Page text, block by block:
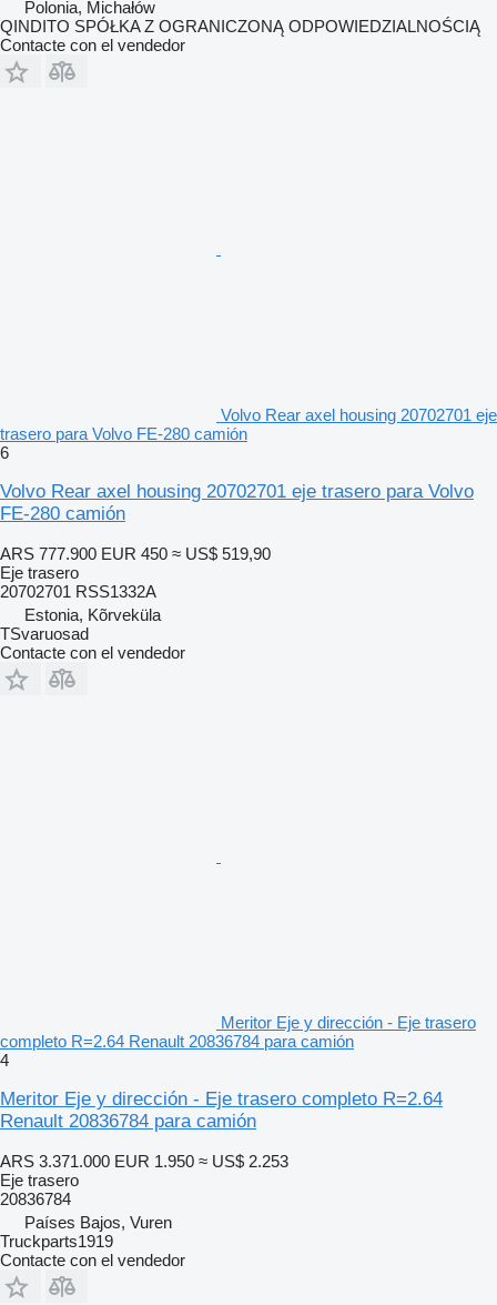
Polonia, Michałów
QINDITO SPÓŁKA Z OGRANICZONĄ ODPOWIEDZIALNOŚCIĄ
Contacte con el vendedor
Volvo Rear axel housing 20702701 eje
trasero para Volvo FE-280 camión
6
Volvo Rear axel housing 20702701 eje trasero para Volvo
FE-280 camión
ARS 777.900 EUR 450 ≈ US$ 519,90
Eje trasero
20702701 RSS1332A
Estonia, Kõrveküla
TSvaruosad
Contacte con el vendedor
Meritor Eje y dirección - Eje trasero
completo R=2.64 Renault 20836784 para camión
4
Meritor Eje y dirección - Eje trasero completo R=2.64
Renault 20836784 para camión
ARS 3.371.000 EUR 1.950 ≈ US$ 2.253
Eje trasero
20836784
Países Bajos, Vuren
Truckparts1919
Contacte con el vendedor